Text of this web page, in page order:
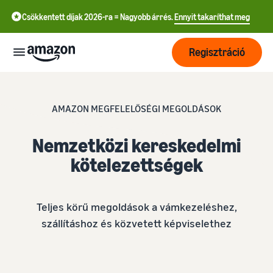
Csökkentett díjak 2026-ra = Nagyobb árrés.Ennyit takaríthat meg
még ma
értékesíteni
Válasszon értékesítési
Szállítás
Megrendelések
áttekintése
Érjen el
több
Árazás
中
CN
English
Regisztráció
AMAZON MEGFELELŐSÉGI MEGOLDÁSOK
Nemzetközi kereskedelmi
kötelezettségek
Teljes körű megoldások a vámkezeléshez,
szállításhoz és közvetett képviselethez